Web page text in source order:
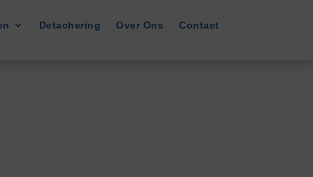
Detachering Over Ons Contact